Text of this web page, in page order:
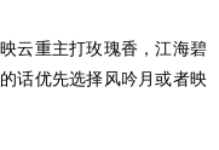
云重主打玫瑰香，江海碧
话优先选择风吟月或者映